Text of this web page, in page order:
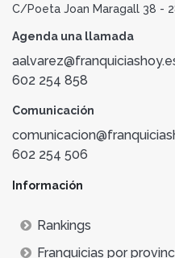
C/Poeta Joan Maragall 38 -
Agenda una llamada
602 254 858
Comunicación
602 254 506
Información
Rankings
Franquicias por